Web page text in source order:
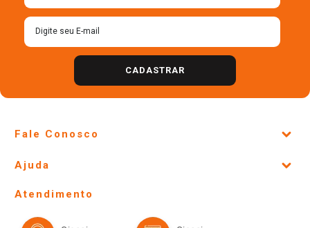
CADASTRAR
Fale Conosco
Lojas Físicas e Horários
Ofertas
Ajuda
Formas de Pagamento
Atendimento